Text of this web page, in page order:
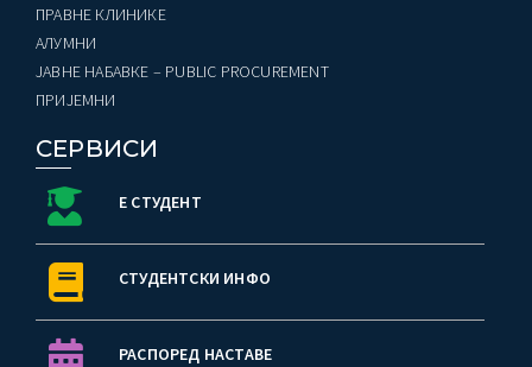
ПРАВНЕ КЛИНИКЕ
AЛУМНИ
ЈАВНЕ НАБАВКЕ – PUBLIC PROCUREMENT
ПРИЈЕМНИ
СЕРВИСИ
Е СТУДЕНТ
СТУДЕНТСКИ ИНФО
РАСПОРЕД НАСТАВЕ